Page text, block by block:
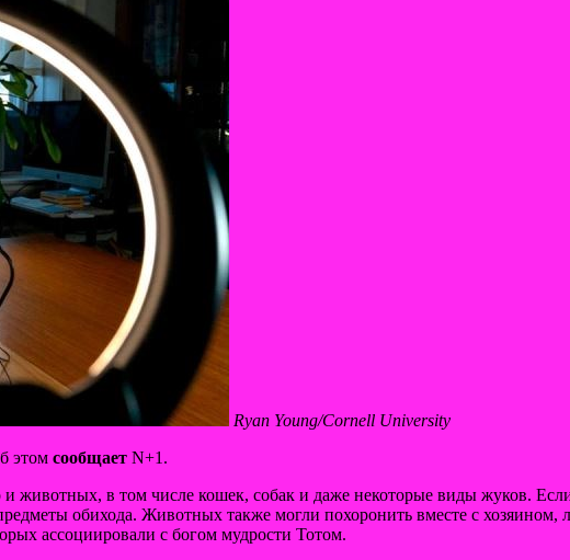
Ryan Young/Cornell University
этом сообщает N+1.
животных, в том числе кошек, собак и даже некоторые виды жуков.
обихода. Животных также могли похоронить вместе с хозяином,
ассоциировали с богом мудрости Тотом.